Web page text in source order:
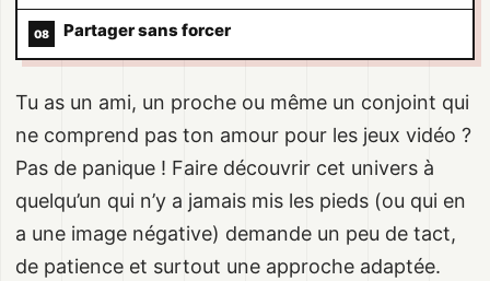
Partager sans forcer
Tu as un ami, un proche ou même un conjoint qui
ne comprend pas ton amour pour les jeux vidéo ?
Pas de panique ! Faire découvrir cet univers à
quelqu’un qui n’y a jamais mis les pieds (ou qui en
a une image négative) demande un peu de tact,
de patience et surtout une approche adaptée.